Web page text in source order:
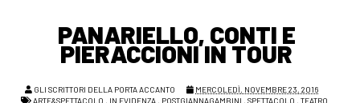
PANARIELLO, CONTI E
PIERACCIONI IN TOUR
GLI SCRITTORI DELLA PORTA ACCANTO
MERCOLEDÌ, NOVEMBRE 23, 2016
ARTE&SPETTACOLO , IN EVIDENZA , POSTGIANNAGAMBINI ,SPETTACOLO ,TEATRO